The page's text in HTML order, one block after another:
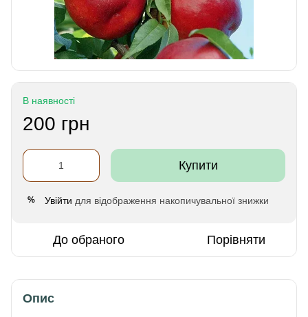
В наявності
200 грн
Купити
% Увійти для відображення накопичувальної знижки
До обраного Порівняти
Опис